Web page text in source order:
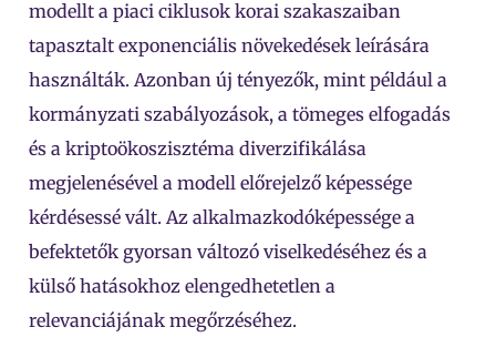
modellt a piaci ciklusok korai szakaszaiban
tapasztalt exponenciális növekedések leírására
használták. Azonban új tényezők, mint például a
kormányzati szabályozások, a tömeges elfogadás
és a kriptoökoszisztéma diverzifikálása
megjelenésével a modell előrejelző képessége
kérdésessé vált. Az alkalmazkodóképessége a
befektetők gyorsan változó viselkedéséhez és a
külső hatásokhoz elengedhetetlen a
relevanciájának megőrzéséhez.